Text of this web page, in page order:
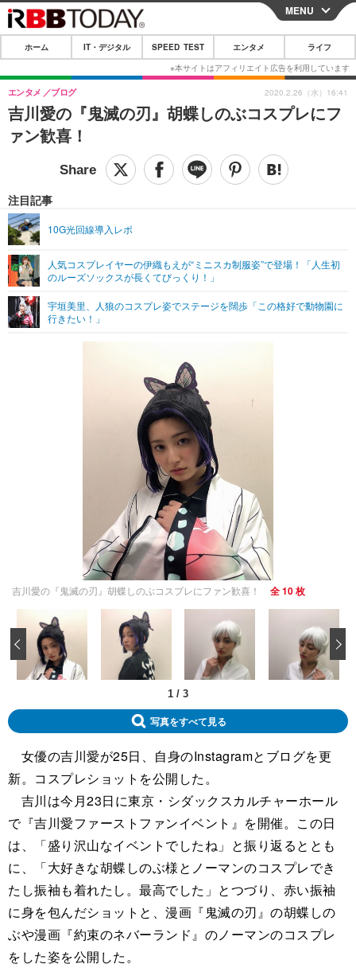
CLOSE
ホーム
IT・デジタル
IT・デジタルTOP スマートフォン
ショッピング その他
SPEED TEST
エンタメTOP 映画・ドラマ
グラビア
ショッピング その他
ライフTOP
その他
リリース一覧
プッシュ通知の停止方法
MENU
ホーム IT・デジタル SPEED TEST エンタメ ライフ
吉川愛の『鬼滅の刃』胡蝶しのぶコスプレにフ
ァン歓喜！
エンタメ ブログ
注目記事
10G光回線導入レポ
人気コスプレイヤーの伊織もえが“ミニスカ制服姿”で登場！「人生初
のルーズソックスが長くてびっくり！」
宇垣美里、人狼のコスプレ姿でステージを闊歩「この格好で動物園に
行きたい！」
2020.2.26（水）16:41
吉川愛の『鬼滅の刃』胡蝶しのぶコスプレにファン歓喜！ 全 10 枚
1 / 3
‹
写真をすべて見る
女優の吉川愛が25日、自身のInstagramとブログを更
新。コスプレショットを公開した。
吉川は今月23日に東京・シダックスカルチャーホール
で『吉川愛ファーストファンイベント』を開催。この日
は、「盛り沢山なイベントでしたね」と振り返るととも
に、「大好きな胡蝶しのぶ様とノーマンのコスプレでき
たし振袖も着れたし。最高でした」とつづり、赤い振袖
に身を包んだショットと、漫画『鬼滅の刃』の胡蝶しの
ぶや漫画『約束のネバーランド』のノーマンのコスプレ
をした姿を公開した。